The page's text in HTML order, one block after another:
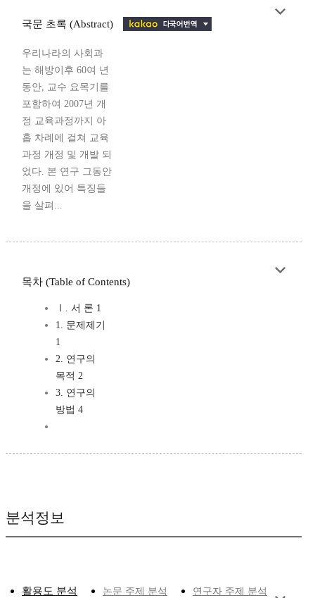
국문 초록 (Abstract)
우리나라의 사회과
는 해방이후 60여 년
동안, 교수 요목기를
포함하여 2007년 개
정 교육과정까지 아
홉 차례에 걸쳐 교육
과정 개정 및 개발 되
었다. 본 연구 그동안
개정에 있어 특징들
을 살펴...
목차 (Table of Contents)
Ⅰ. 서 론 1
1. 문제제기
1
2. 연구의
목적 2
3. 연구의
방법 4
분석정보
활용도 분석 논문 주제 분석 연구자 주제 분석